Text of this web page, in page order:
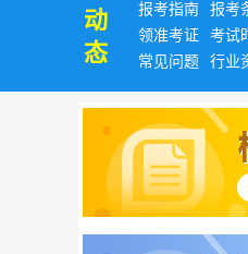
动
态
报考指南 报考
领准考证
考试
常见问题
行业